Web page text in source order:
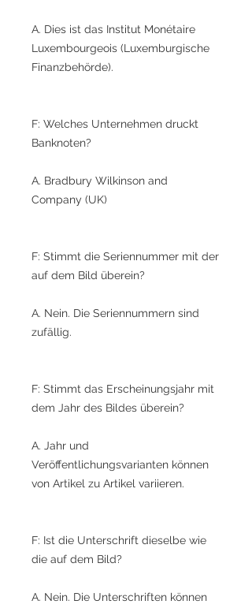
A. Dies ist das Institut Monétaire
Luxembourgeois (Luxemburgische
Finanzbehörde).
F: Welches Unternehmen druckt
Banknoten?
A. Bradbury Wilkinson and
Company (UK)
F: Stimmt die Seriennummer mit der
auf dem Bild überein?
A. Nein. Die Seriennummern sind
zufällig.
F: Stimmt das Erscheinungsjahr mit
dem Jahr des Bildes überein?
A. Jahr und
Veröffentlichungsvarianten können
von Artikel zu Artikel variieren.
F: Ist die Unterschrift dieselbe wie
die auf dem Bild?
A. Nein. Die Unterschriften können